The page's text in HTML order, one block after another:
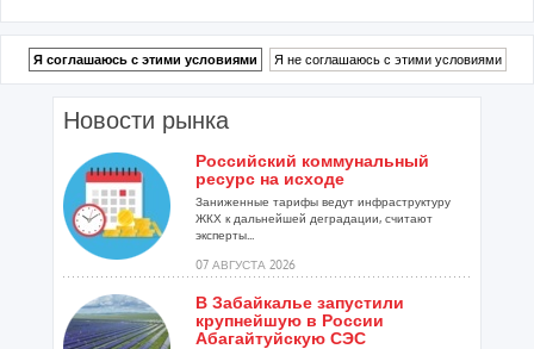
Новости рынка
Российский коммунальный
ресурс на исходе
Заниженные тарифы ведут инфраструктуру
ЖКХ к дальнейшей деградации, считают
эксперты...
07 АВГУСТА 2026
В Забайкалье запустили
крупнейшую в России
Абагайтуйскую СЭС